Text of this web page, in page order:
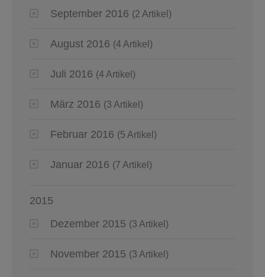
September 2016 (2 Artikel)
August 2016 (4 Artikel)
Juli 2016 (4 Artikel)
März 2016 (3 Artikel)
Februar 2016 (5 Artikel)
Januar 2016 (7 Artikel)
2015
Dezember 2015 (3 Artikel)
November 2015 (3 Artikel)